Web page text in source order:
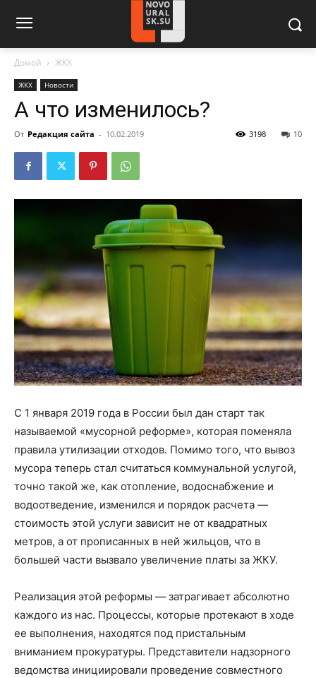
Домой ЖКХ
ЖКХ Новости
А что изменилось?
От Редакция сайта - 10.02.2019 10
3198
С 1 января 2019 года в России был дан старт так
называемой «мусорной реформе», которая поменяла
правила утилизации отходов. Помимо того, что вывоз
мусора теперь стал считаться коммунальной услугой,
точно такой же, как отопление, водоснабжение и
водоотведение, изменился и порядок расчета —
стоимость этой услуги зависит не от квадратных
метров, а от прописанных в ней жильцов, что в
большей части вызвало увеличение платы за ЖКУ.
Реализация этой реформы — затрагивает абсолютно
каждого из нас. Процессы, которые протекают в ходе
ее выполнения, находятся под пристальным
вниманием прокуратуры. Представители надзорного
ведомства инициировали проведение совместного